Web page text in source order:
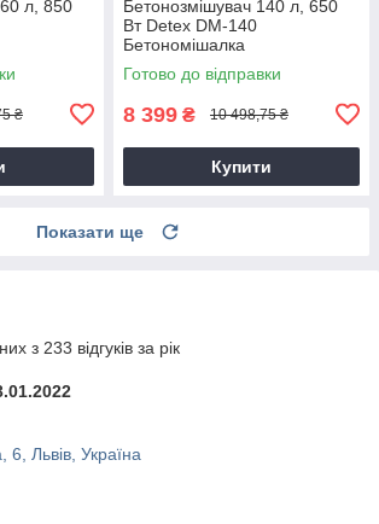
л, 850
₴
Бетонозмішувач 140 л, 650
Вт Detex DM-140
Бетономішалка
Готово до відправки
8 399 ₴ 10 498,75 ₴
Купити
Показати ще
з 233 відгуків за рік
6, Львів, Україна